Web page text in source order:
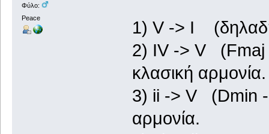
Φύλο:
Peace
1) V -> I
2) IV -> V (Fmaj -
κλασική αρμονία.
3) ii -> V (Dmin -
αρμονία.